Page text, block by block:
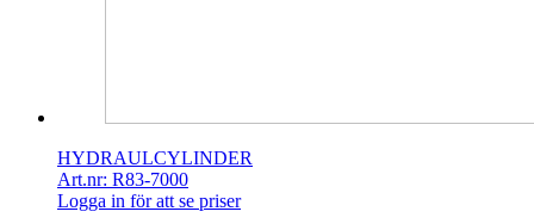
HYDRAULCYLINDER
Art.nr: R83-7000
Logga in för att se priser